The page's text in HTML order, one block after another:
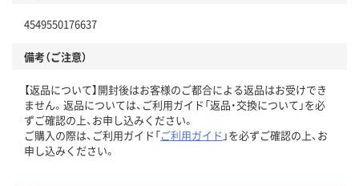
4549550176637
備考（ご注意）
【返品について】開封後はお客様のご都合による返品はお受けでき
ません。返品については、ご利用ガイド「返品・交換について」を必
ずご確認の上、お申し込みください。
ご購入の際は、ご利用ガイド「ご利用ガイド 」を必ずご確認の上、お
申し込みください。